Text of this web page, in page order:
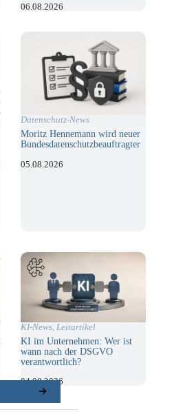
06.08.2026
Datenschutz-News
Moritz Hennemann wird neuer
Bundesdatenschutzbeauftragter
05.08.2026
KI-News Leitartikel
KI im Unternehmen: Wer ist
wann nach der DSGVO
verantwortlich?
04.08.2026